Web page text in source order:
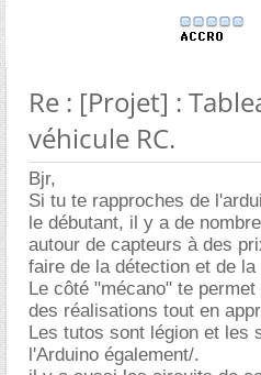
Re : [Projet] :
véhicule RC.
Bjr,
Si tu te rapproches de
le débutant, il y a de
autour de capteurs à des
faire de la détection et de la
Le côté "mécano" te
des réalisations tout en
Les tutos sont légion et les
l'Arduino également/.